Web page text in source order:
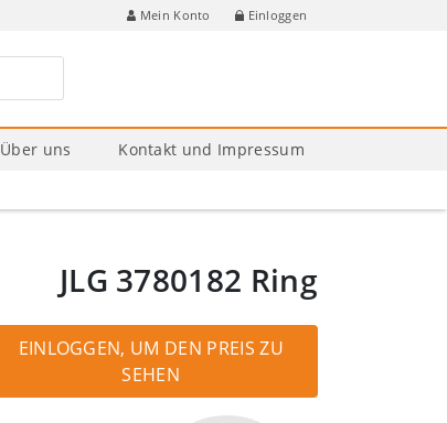
Mein Konto Einloggen
Über uns Kontakt und Impressum
JLG 3780182 Ring
EINLOGGEN, UM DEN PREIS ZU
SEHEN